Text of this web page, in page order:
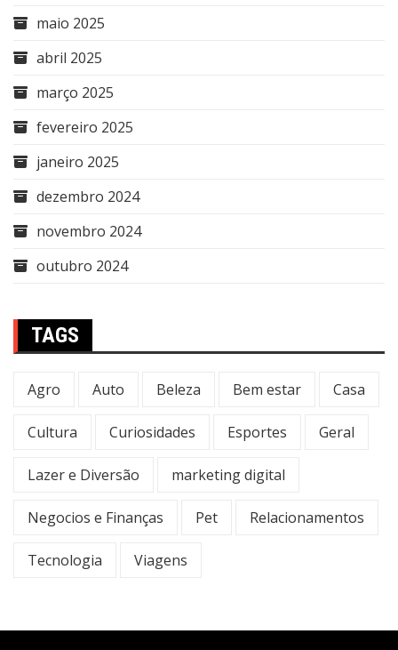
maio 2025
abril 2025
março 2025
fevereiro 2025
janeiro 2025
dezembro 2024
novembro 2024
outubro 2024
TAGS
Agro Auto Beleza Bem estar Casa
Cultura Curiosidades Esportes Geral
Lazer e Diversão marketing digital
Negocios e Finanças Pet Relacionamentos
Tecnologia Viagens